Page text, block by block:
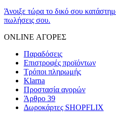
Άνοιξε τώρα το δικό σου
πωλήσεις σου.
ONLINE ΑΓΟΡΕΣ
Παραδόσεις
Επιστροφές προϊόντων
Τρόποι πληρωμής
Klarna
Προστασία αγορών
Άρθρο 39
Δωροκάρτες SHOPFLIX